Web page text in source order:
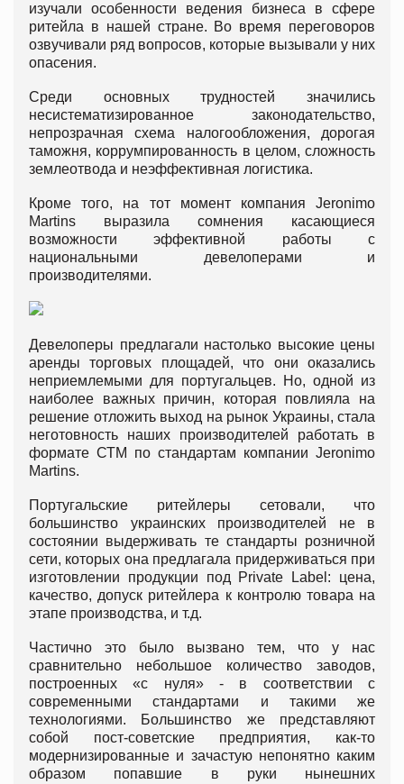
изучали особенности ведения бизнеса в сфере
ритейла в нашей стране. Во время переговоров
озвучивали ряд вопросов, которые вызывали у них
опасения.
Среди основных трудностей значились
несистематизированное законодательство,
непрозрачная схема налогообложения, дорогая
таможня, коррумпированность в целом, сложность
землеотвода и неэффективная логистика.
Кроме того, на тот момент компания Jeronimo
Martins выразила сомнения касающиеся
возможности эффективной работы с
национальными девелоперами и
производителями.
Девелоперы предлагали настолько высокие цены
аренды торговых площадей, что они оказались
неприемлемыми для португальцев. Но, одной из
наиболее важных причин, которая повлияла на
решение отложить выход на рынок Украины, стала
неготовность наших производителей работать в
формате СТМ по стандартам компании Jeronimo
Martins.
Португальские ритейлеры сетовали, что
большинство украинских производителей не в
состоянии выдерживать те стандарты розничной
сети, которых она предлагала придерживаться при
изготовлении продукции под Private Label: цена,
качество, допуск ритейлера к контролю товара на
этапе производства, и т.д.
Частично это было вызвано тем, что у нас
сравнительно небольшое количество заводов,
построенных «с нуля» - в соответствии с
современными стандартами и такими же
технологиями. Большинство же представляют
собой пост-советские предприятия, как-то
модернизированные и зачастую непонятно каким
образом попавшие в руки нынешних